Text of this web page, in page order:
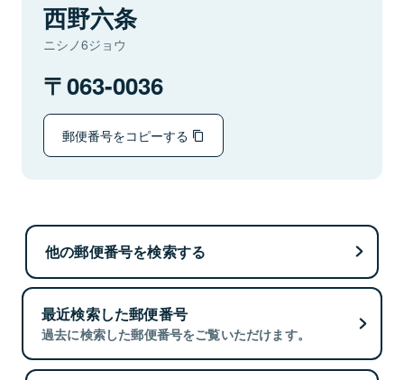
西野六条
ニシノ6ジョウ
063-0036
郵便番号をコピーする
他の郵便番号を検索する
最近検索した郵便番号
過去に検索した郵便番号をご覧いただけます。